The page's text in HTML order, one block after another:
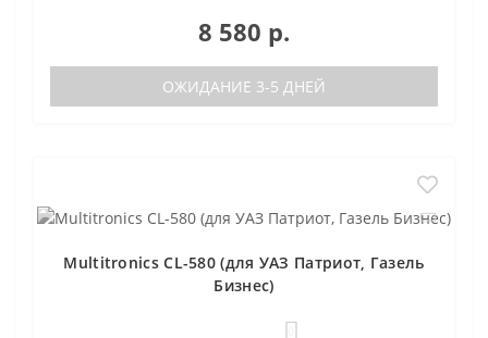
8 580 р.
ОЖИДАНИЕ 3-5 ДНЕЙ
Multitronics CL-580 (для УАЗ Патриот, Газель
Бизнес)